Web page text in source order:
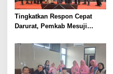
Tingkatkan Respon Cepat
Darurat, Pemkab Mesuji
Layanan Nomor Tunggal 112